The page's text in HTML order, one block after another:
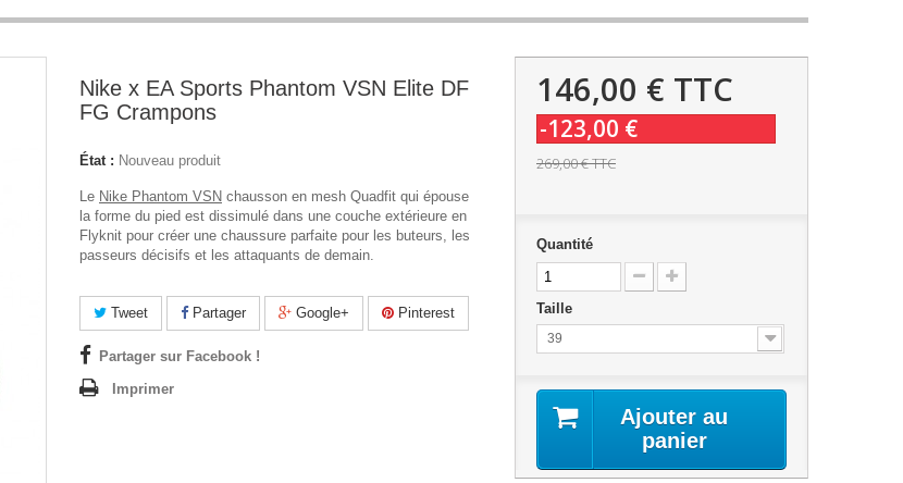
Nike x EA Sports Phantom VSN Elite DF
FG Crampons
État : Nouveau produit
Le Nike Phantom VSN chausson en mesh Quadfit qui épouse
la forme du pied est dissimulé dans une couche extérieure en
Flyknit pour créer une chaussure parfaite pour les buteurs, les
passeurs décisifs et les attaquants de demain.
Tweet Partager Google+ Pinterest
Partager sur Facebook !
Imprimer
146,00 € TTC
-123,00 €
269,00 €TTC
Quantité
Taille
39
Ajouter au
panier